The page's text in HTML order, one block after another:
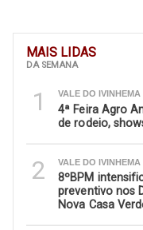
MAIS LIDAS
DA SEMANA
1 VALE DO IVINHEMA
4ª Feira Agro
de rodeio,
2 VALE DO IVINHEMA
8ºBPM
preventivo nos
Nova Casa